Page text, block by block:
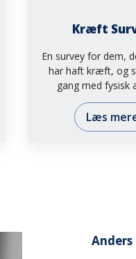
Kræft
En survey for dem,
har haft kræft, og
gang med fysisk
Læs